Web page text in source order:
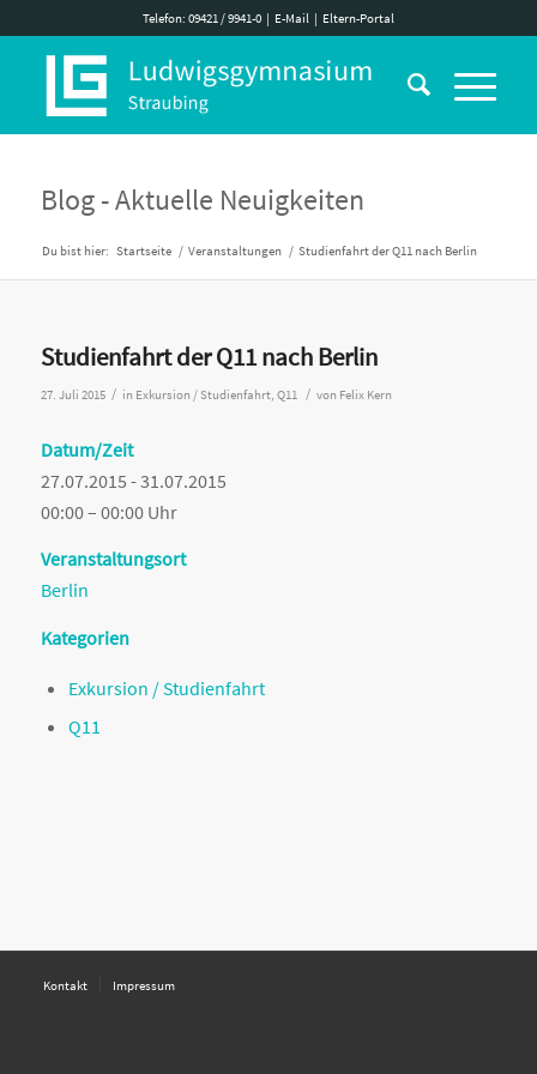
Telefon: 09421 / 9941-0| E-Mail| Eltern-Portal
Blog - Aktuelle Neuigkeiten
Du bist hier: Startseite / Veranstaltungen / Studienfahrt der Q11 nach Berlin
Studienfahrt der Q11 nach Berlin
27. Juli 2015 / in Exkursion / Studienfahrt, Q11 / von Felix Kern
Datum/Zeit
27.07.2015 - 31.07.2015
00:00 – 00:00 Uhr
Veranstaltungsort
Berlin
Kategorien
Exkursion / Studienfahrt
Q11
Kontakt Impressum